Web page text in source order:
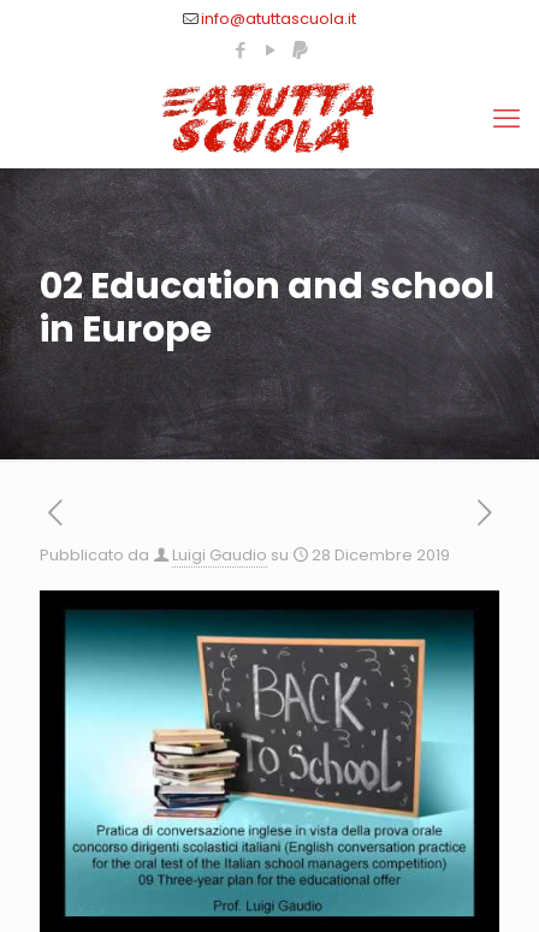
info@atuttascuola.it
02 Education and school
in Europe
Pubblicato da Luigi Gaudio su 28 Dicembre 2019